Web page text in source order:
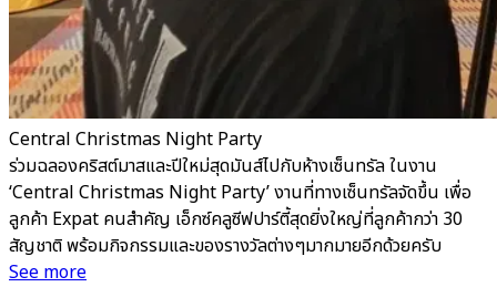
Central Christmas Night Party
ร่วมฉลองคริสต์มาสและปีใหม่สุดมันส์ไปกับห้างเซ็นทรัล ในงาน
‘Central Christmas Night Party’ งานที่ทางเซ็นทรัลจัดขึ้น เพื่อ
ลูกค้า Expat คนสำคัญ เอ็กซ์คลูซีฟปาร์ตี้สุดยิ่งใหญ่ที่ลูกค้ากว่า 30
สัญชาติ พร้อมกิจกรรมและของรางวัลต่างๆมากมายอีกด้วยครับ
See more